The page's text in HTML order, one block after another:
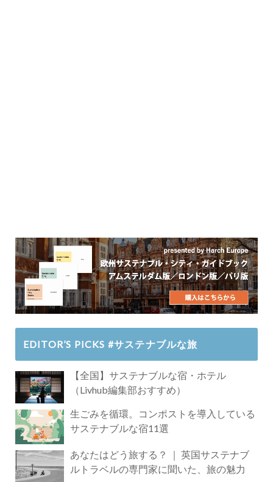
EDITOR’S PICKS #サステナブルな旅
【全国】サステナブルな宿・ホテル
（Livhub編集部おすすめ）
生ごみを循環。コンポストを導入している
サステナブルな宿11選
あなたはどう旅する？ ｜ 英国サステナブ
ルトラベルの専門家に聞いた、旅の魅力